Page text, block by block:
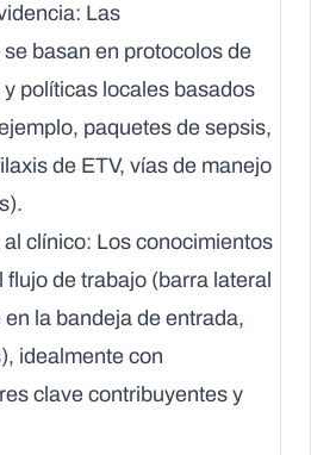
Las
basan en protocolos de
políticas locales basados
paquetes de sepsis,
de ETV, vías de manejo
clínico: Los conocimientos
de trabajo (barra lateral
la bandeja de entrada,
idealmente con
clave contribuyentes y